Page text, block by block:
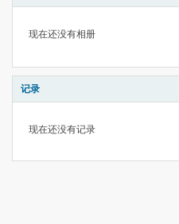
现在还没有相册
记录
现在还没有记录